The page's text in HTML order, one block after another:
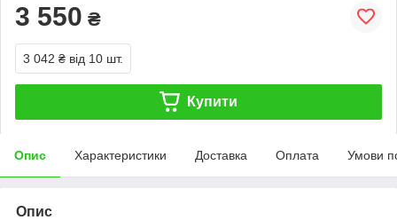
3 550 ₴
3 042 ₴ від 10 шт.
Купити
Опис Характеристики Доставка Оплата Умови
Опис